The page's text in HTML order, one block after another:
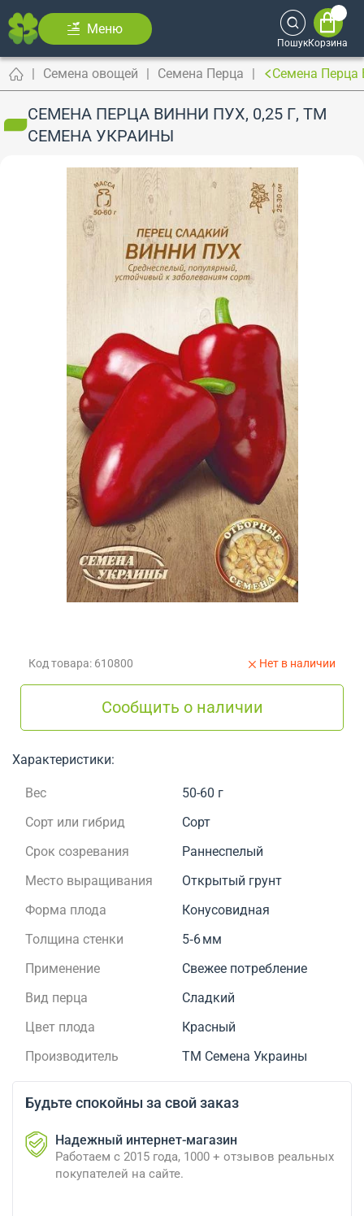
Меню
ПошукКорзина
Семена овощей Семена Перца Семена Перца
СЕМЕНА ПЕРЦА ВИННИ ПУХ, 0,25 Г, ТМ
СЕМЕНА УКРАИНЫ
Код товара: 610800 Нет в наличии
Сообщить о наличии
Характеристики:
Вес
50-60 г
Сорт или гибрид
Сорт
Срок созревания
Раннеспелый
Место выращивания
Открытый грунт
Форма плода
Конусовидная
Толщина стенки
5‑6 мм
Применение
Свежее потребление
Вид перца
Сладкий
Цвет плода
Красный
Производитель
ТМ Семена Украины
Будьте спокойны за свой заказ
Надежный интернет-магазин
Работаем с 2015 года, 1000 + отзывов реальных
покупателей на сайте.